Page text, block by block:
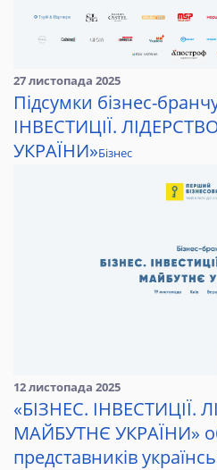
27 листопада 2025
Підсумки бізнес-
ІНВЕСТИЦІЇ.
УКРАЇНИ»Бізнес
12 листопада 2025
«БІЗНЕС. ІНВЕСТИЦІЇ.
МАЙБУТНЄ УКРАЇНИ»
представників